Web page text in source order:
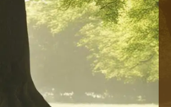
en travaux d’étêtage ou d’écimage d’arbre à
le connaît peut rajeunir l’arbre et le rend plus
que cette action n’est pas du tout convenable
l’environnement. Nous faisons appel à nos
concernant ce travail afin d’éviter les dégâts. En
pour vous conseiller.